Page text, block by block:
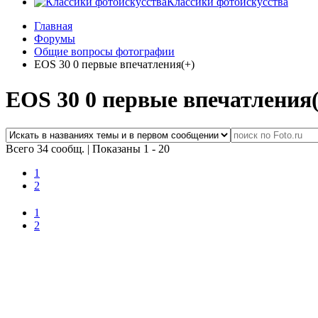
Главная
Форумы
Общие вопросы фотографии
EOS 30 0 первые впечатления(+)
EOS 30 0 первые
Всего 34 сообщ. | Показаны 1 - 20
1
2
1
2